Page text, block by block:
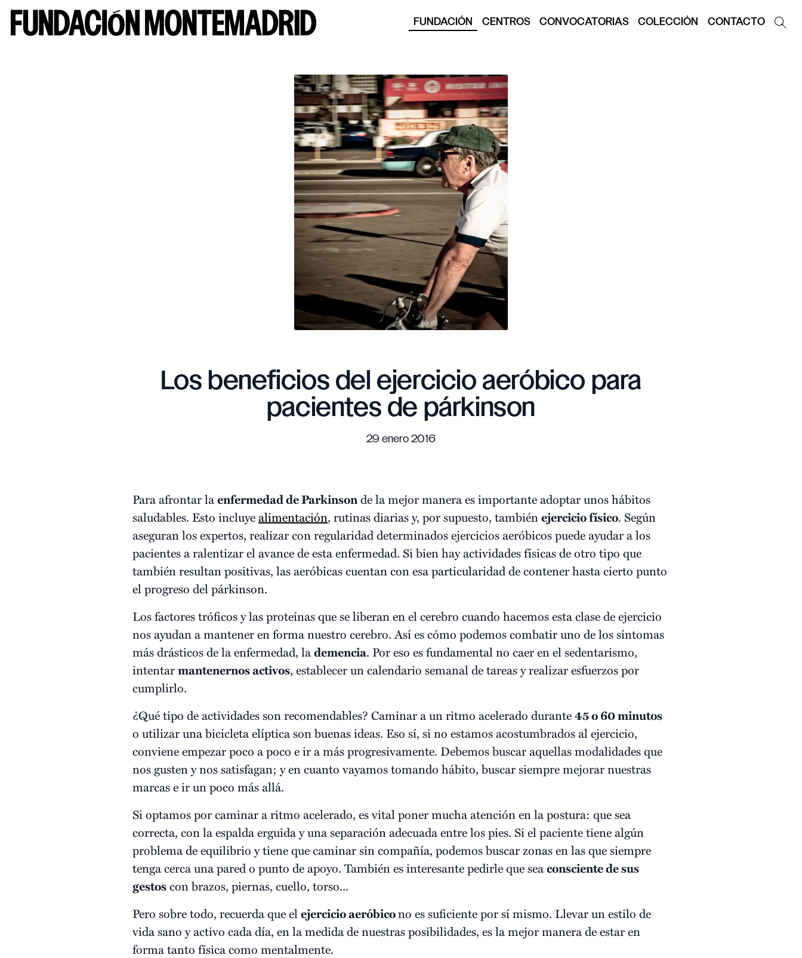
FUNDACIÓN CENTROS CONVOCATORIAS COLECCIÓN CONTACTO
Los beneficios del ejercicio aeróbico para
pacientes de párkinson
29 enero 2016
Para afrontar laenfermedad de Parkinsonde la mejor manera es importante adoptar unos hábitos
saludables. Esto incluyealimentación, rutinas diarias y, por supuesto, tambiénejercicio físico. Según
aseguran los expertos, realizar con regularidad determinados ejercicios aeróbicos puede ayudar a los
pacientes a ralentizar el avance de esta enfermedad. Si bien hay actividades físicas de otro tipo que
también resultan positivas, las aeróbicas cuentan con esa particularidad de contener hasta cierto punto
el progreso del párkinson.
Los factores tróficos y las proteínas que se liberan en el cerebro cuando hacemos esta clase de ejercicio
nos ayudan a mantener en forma nuestro cerebro. Así es cómo podemos combatir uno de los síntomas
más drásticos de la enfermedad, lademencia. Por eso es fundamental no caer en el sedentarismo,
intentarmantenernos activos, establecer un calendario semanal de tareas y realizar esfuerzos por
cumplirlo.
¿Qué tipo de actividades son recomendables? Caminar a un ritmo acelerado durante45 o 60 minutos
o utilizar una bicicleta elíptica son buenas ideas. Eso sí, si no estamos acostumbrados al ejercicio,
conviene empezar poco a poco e ir a más progresivamente. Debemos buscar aquellas modalidades que
nos gusten y nos satisfagan; y en cuanto vayamos tomando hábito, buscar siempre mejorar nuestras
marcas e ir un poco más allá.
Si optamos por caminar a ritmo acelerado, es vital poner mucha atención en la postura: que sea
correcta, con la espalda erguida y una separación adecuada entre los pies. Si el paciente tiene algún
problema de equilibrio y tiene que caminar sin compañía, podemos buscar zonas en las que siempre
tenga cerca una pared o punto de apoyo. También es interesante pedirle que seaconsciente de sus
gestoscon brazos, piernas, cuello, torso...
Pero sobre todo, recuerda que elejercicio aeróbicono es suficiente por sí mismo. Llevar un estilo de
vida sano y activo cada día, en la medida de nuestras posibilidades, es la mejor manera de estar en
forma tanto física como mentalmente.